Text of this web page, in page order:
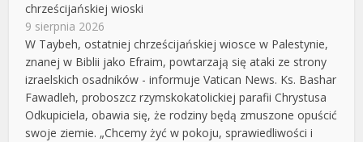
chrześcijańskiej wioski
9 sierpnia 2026
W Taybeh, ostatniej chrześcijańskiej wiosce w Palestynie,
znanej w Biblii jako Efraim, powtarzają się ataki ze strony
izraelskich osadników - informuje Vatican News. Ks. Bashar
Fawadleh, proboszcz rzymskokatolickiej parafii Chrystusa
Odkupiciela, obawia się, że rodziny będą zmuszone opuścić
swoje ziemie. „Chcemy żyć w pokoju, sprawiedliwości i